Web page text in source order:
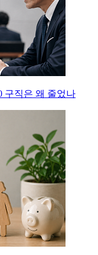
구직은 왜 줄었나